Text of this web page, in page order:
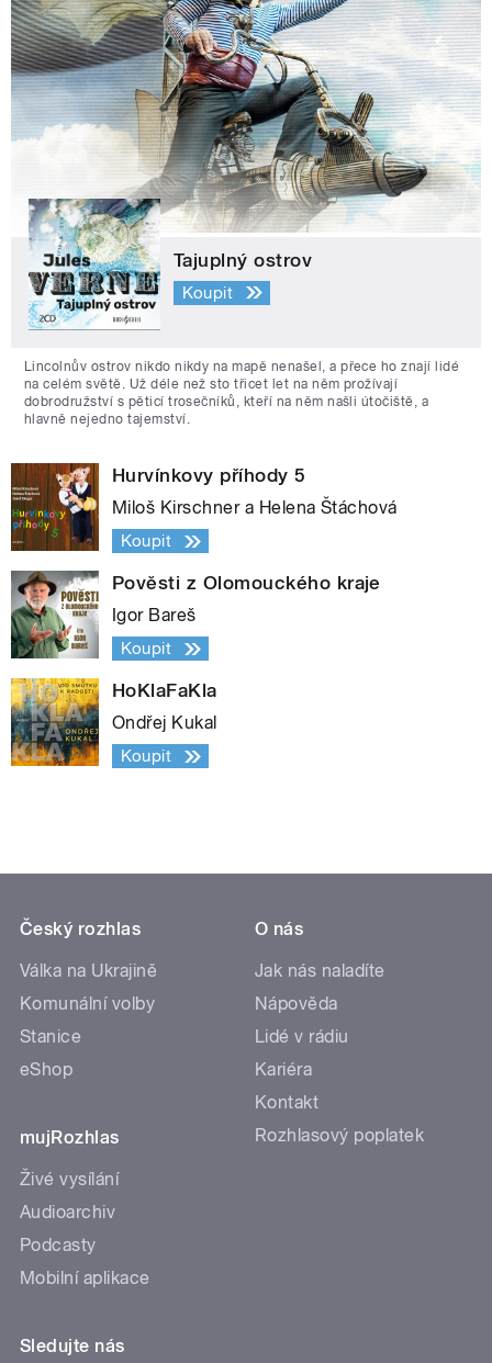
Tajuplný ostrov
Koupit
Lincolnův ostrov nikdo nikdy na mapě nenašel, a přece ho znají lidé
na celém světě. Už déle než sto třicet let na něm prožívají
dobrodružství s pěticí trosečníků, kteří na něm našli útočiště, a
hlavně nejedno tajemství.
Hurvínkovy příhody 5
Miloš Kirschner a Helena Štáchová
Koupit
Pověsti z Olomouckého kraje
Igor Bareš
Koupit
HoKlaFaKla
Ondřej Kukal
Koupit
Český rozhlas
Válka na Ukrajině
Komunální volby
Stanice
eShop
mujRozhlas
Živé vysílání
Audioarchiv
Podcasty
Mobilní aplikace
O nás
Jak nás naladíte
Nápověda
Lidé v rádiu
Kariéra
Kontakt
Rozhlasový poplatek
Sledujte nás